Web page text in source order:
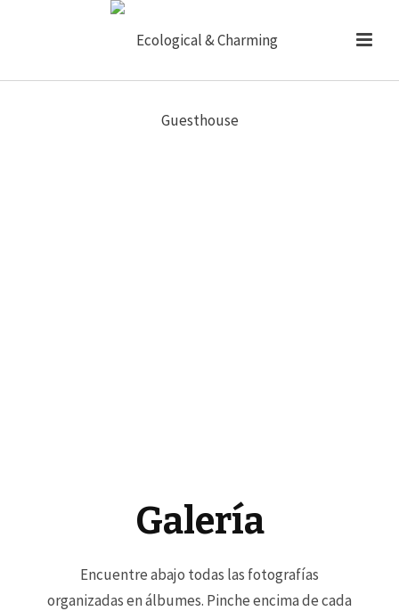
Galería
Encuentre abajo todas las fotografías
organizadas en álbumes. Pinche encima de cada